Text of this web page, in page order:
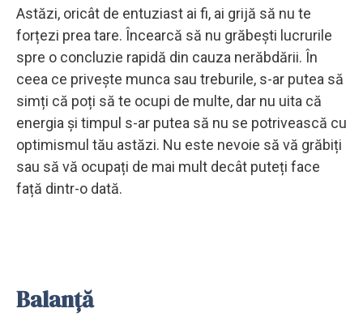
Astăzi, oricât de entuziast ai fi, ai grijă să nu te
forțezi prea tare. Încearcă să nu grăbești lucrurile
spre o concluzie rapidă din cauza nerăbdării. În
ceea ce privește munca sau treburile, s-ar putea să
simți că poți să te ocupi de multe, dar nu uita că
energia și timpul s-ar putea să nu se potrivească cu
optimismul tău astăzi. Nu este nevoie să vă grăbiți
sau să vă ocupați de mai mult decât puteți face
față dintr-o dată.
Balanță